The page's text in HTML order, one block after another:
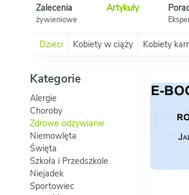
Zalecenia
żywieniowe
Artykuły
Dzieci Kobiety w ciąży Kobiety
Kategorie
Alergie
Choroby
Zdrowe odżywianie
Niemowlęta
Święta
Szkoła i Przedszkole
Niejadek
Sportowiec